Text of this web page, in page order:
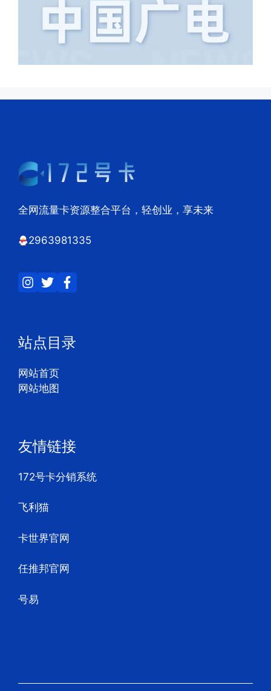
全网流量卡资源整合平台，轻创业，享未来
2963981335
站点目录
网站首页
网站地图
友情链接
172号卡分销系统
飞利猫
卡世界官网
任推邦官网
号易